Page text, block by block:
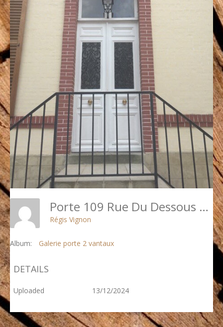
Porte 109 Rue Du Dessous Des Berges 6 Posée
Régis Vignon
Album: Galerie porte 2 vantaux
DETAILS
Uploaded 13/12/2024